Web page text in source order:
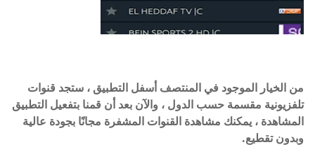
من الخيار الموجود في المنتصف أسفل التطبيق ، ستجد قنوات
تلفزيونية مقسمة حسب الدول ، والآن بعد أن قمنا بتفعيل التطبيق
المشاهدة ، يمكنك مشاهدة القنوات المشفرة مجانًا بجودة عالية
وبدون تقطيع.